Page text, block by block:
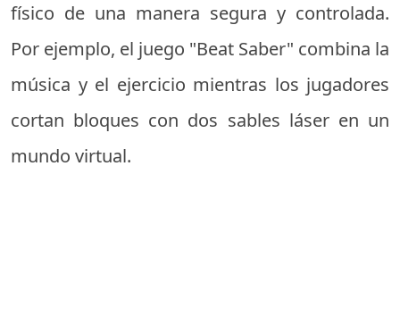
físico de una manera segura y controlada.
Por ejemplo, el juego "Beat Saber" combina la
música y el ejercicio mientras los jugadores
cortan bloques con dos sables láser en un
mundo virtual.